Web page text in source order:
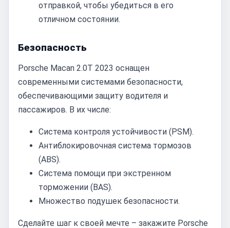
отправкой, чтобы убедиться в его
отличном состоянии.
Безопасность
Porsche Macan 2.0T 2023 оснащен
современными системами безопасности,
обеспечивающими защиту водителя и
пассажиров. В их числе:
Система контроля устойчивости (PSM).
Антиблокировочная система тормозов
(ABS).
Система помощи при экстренном
торможении (BAS).
Множество подушек безопасности.
Сделайте шаг к своей мечте – закажите Porsche